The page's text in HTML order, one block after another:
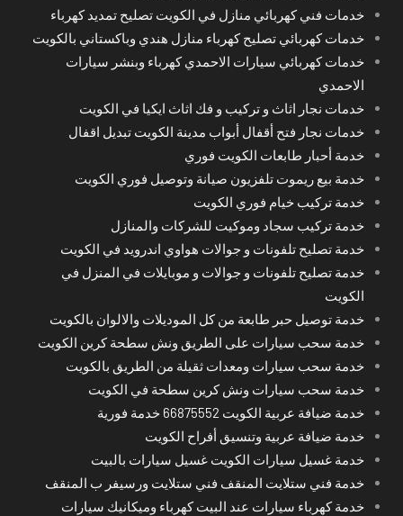
خدمات فني كهربائي منازل في الكويت تصليح تمديد كهرباء
خدمات كهربائي تصليح كهرباء منازل هندي وباكستاني بالكويت
خدمات كهربائي سيارات الاحمدي كهرباء وبنشر سيارات
الاحمدي
خدمات نجار اثاث و تركيب و فك اثاث ايكيا في الكويت
خدمات نجار فتح أقفال أبواب مدينة الكويت تبديل اقفال
خدمة أحبار طابعات الكويت فوري
خدمة بيع ريموت تلفزيون صيانة وتوصيل فوري الكويت
خدمة تركيب خيام فوري الكويت
خدمة تركيب سجاد وموكيت للشركات والمنازل
خدمة تصليح تلفونات و جوالات هواوي اندرويد في الكويت
خدمة تصليح تلفونات و جوالات و موبايلات في المنزل في
الكويت
خدمة توصيل حبر طابعة من كل الموديلات والالوان بالكويت
خدمة سحب سيارات على الطريق ونش سطحة كرين الكويت
خدمة سحب سيارات ومعدات ثقيلة من الطريق بالكويت
خدمة سحب سيارات ونش كرين سطحة في الكويت
خدمة ضيافة عربية الكويت 66875552 خدمة فورية
خدمة ضيافة عربية وتنسيق أفراح الكويت
خدمة غسيل سيارات الكويت غسيل سيارات بالبيت
خدمة فني ستلايت المنقف فني ستلايت ورسيفر ب المنقف
خدمة كهرباء سيارات عند البيت كهرباء وميكانيك سيارات